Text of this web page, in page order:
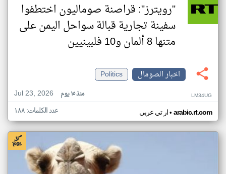
"رويترز": قراصنة صوماليون اختطفوا
سفينة تجارية قبالة سواحل اليمن على
متنها 8 ألمان و10 فلبينيين
اخبار الصومال
Politics
Jul 23, 2026
منذ ١٥ يوم LM34UG
ار تي عربي• arabic.rt.com عدد الكلمات: ١٨٨